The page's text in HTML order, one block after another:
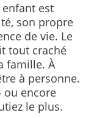
est
son propre
de vie. Le
tout craché
famille. À
à personne.
ou encore
le plus.